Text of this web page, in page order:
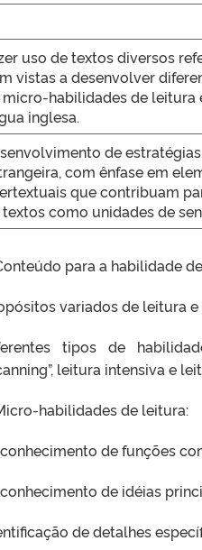
uso de textos diversos
vistas a desenvolver
habilidades de leitura
inglesa.
de
com ênfase em
que contribuam
como unidades de
para a habilidade
variados de leitura
tipos de
leitura intensiva e
habilidades de leitura:
de funções
de idéias
de detalhes